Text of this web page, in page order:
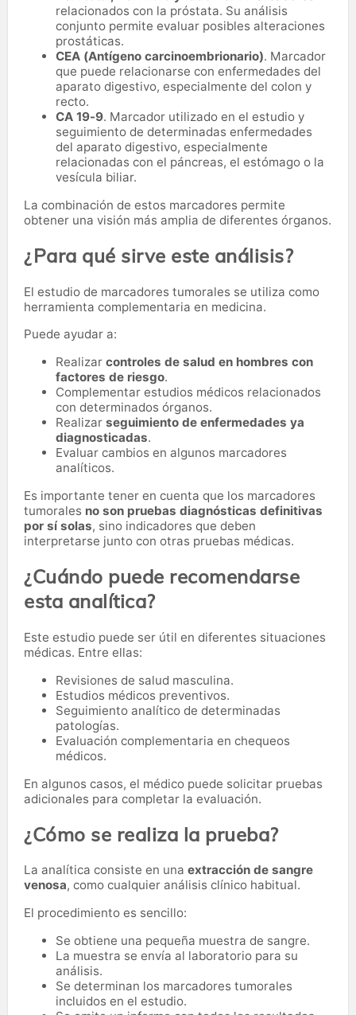
relacionados con la próstata. Su análisis
conjunto permite evaluar posibles alteraciones
prostáticas.
CEA (Antígeno carcinoembrionario). Marcador
que puede relacionarse con enfermedades del
aparato digestivo, especialmente del colon y
recto.
CA 19-9. Marcador utilizado en el estudio y
seguimiento de determinadas enfermedades
del aparato digestivo, especialmente
relacionadas con el páncreas, el estómago o la
vesícula biliar.
La combinación de estos marcadores permite
obtener una visión más amplia de diferentes órganos.
¿Para qué sirve este análisis?
El estudio de marcadores tumorales se utiliza como
herramienta complementaria en medicina.
Puede ayudar a:
Realizar controles de salud en hombres con
factores de riesgo.
Complementar estudios médicos relacionados
con determinados órganos.
Realizar seguimiento de enfermedades ya
diagnosticadas.
Evaluar cambios en algunos marcadores
analíticos.
Es importante tener en cuenta que los marcadores
tumorales no son pruebas diagnósticas definitivas
por sí solas, sino indicadores que deben
interpretarse junto con otras pruebas médicas.
¿Cuándo puede recomendarse
esta analítica?
Este estudio puede ser útil en diferentes situaciones
médicas. Entre ellas:
Revisiones de salud masculina.
Estudios médicos preventivos.
Seguimiento analítico de determinadas
patologías.
Evaluación complementaria en chequeos
médicos.
En algunos casos, el médico puede solicitar pruebas
adicionales para completar la evaluación.
¿Cómo se realiza la prueba?
La analítica consiste en una extracción de sangre
venosa, como cualquier análisis clínico habitual.
El procedimiento es sencillo:
Se obtiene una pequeña muestra de sangre.
La muestra se envía al laboratorio para su
análisis.
Se determinan los marcadores tumorales
incluidos en el estudio.